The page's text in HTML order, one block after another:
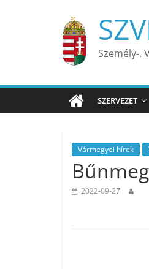
Személy-,
SZERVEZET
Vármegyei hírek
2022-09-27